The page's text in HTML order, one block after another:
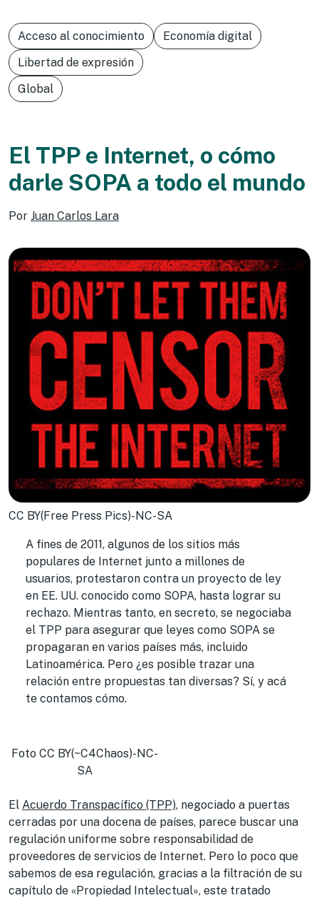
Acceso al conocimiento
Economía digital
Libertad de expresión
Global
El TPP e Internet, o cómo
darle SOPA a todo el mundo
Por Juan Carlos Lara
CC BY(Free Press Pics)-NC-SA
A fines de 2011, algunos de los sitios más
populares de Internet junto a millones de
usuarios, protestaron contra un proyecto de ley
en EE. UU. conocido como SOPA, hasta lograr su
rechazo. Mientras tanto, en secreto, se negociaba
el TPP para asegurar que leyes como SOPA se
propagaran en varios países más, incluido
Latinoamérica. Pero ¿es posible trazar una
relación entre propuestas tan diversas? Sí, y acá
te contamos cómo.
Foto CC BY(~C4Chaos)-NC-
SA
El Acuerdo Transpacífico (TPP), negociado a puertas
cerradas por una docena de países, parece buscar una
regulación uniforme sobre responsabilidad de
proveedores de servicios de Internet. Pero lo poco que
sabemos de esa regulación, gracias a la filtración de su
capítulo de «Propiedad Intelectual», este tratado